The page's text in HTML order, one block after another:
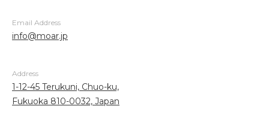
Email Address
info@moar.jp
Address
1-12-45 Terukuni, Chuo-ku,
Fukuoka 810-0032, Japan